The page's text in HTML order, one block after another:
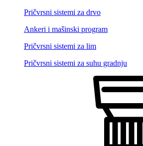
Pričvrsni sistemi za drvo
Ankeri i mašinski program
Pričvrsni sistemi za lim
Pričvrsni sistemi za suhu gradnju